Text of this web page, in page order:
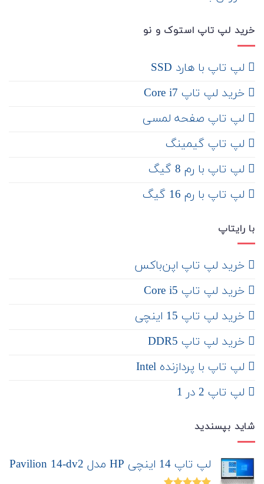
خرید لپ تاپ استوک و نو
لپ تاپ با هارد SSD
خرید لپ تاپ Core i7
لپ تاپ صفحه لمسی
لپ تاپ گیمینگ
لپ تاپ با رم 8 گیگ
لپ تاپ با رم 16 گیگ
با رایتاپ
‌ خرید لپ تاپ اپن‌باکس
خرید لپ تاپ Core i5
‌‌ خرید لپ تاپ 15 اینچی
خرید لپ تاپ DDR5
لپ تاپ با پردازنده Intel
لپ تاپ 2 در 1
شاید بپسندید
لپ تاپ 14 اینچی HP مدل Pavilion 14-dv2